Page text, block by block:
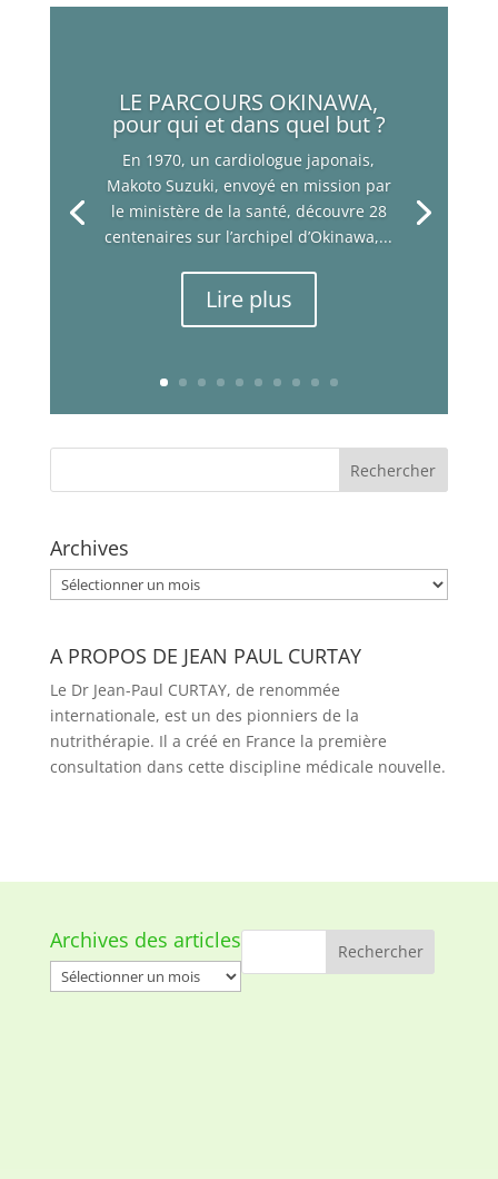
LE PARCOURS OKINAWA,
pour qui et dans quel but ?
En 1970, un cardiologue japonais,
Makoto Suzuki, envoyé en mission par
le ministère de la santé, découvre 28
centenaires sur l’archipel d’Okinawa,...
Lire plus
Archives
Archives
A PROPOS DE JEAN PAUL CURTAY
Le Dr Jean-Paul CURTAY, de renommée
internationale, est un des pionniers de la
nutrithérapie. Il a créé en France la première
consultation dans cette discipline médicale nouvelle.
Archives des articles
Archives
des